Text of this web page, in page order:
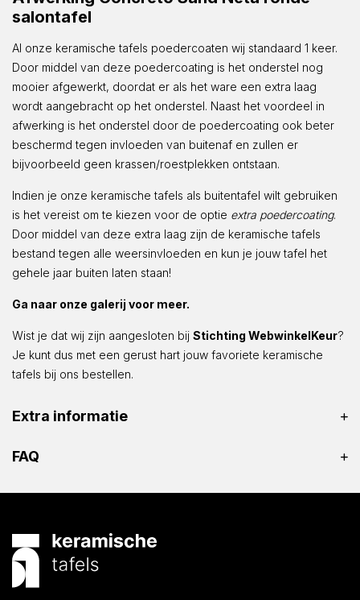
salontafel
Al onze keramische tafels poedercoaten wij standaard 1 keer.
Door middel van deze poedercoating is het onderstel nog
mooier afgewerkt, doordat er als het ware een extra laag
wordt aangebracht op het onderstel. Naast het voordeel in
afwerking is het onderstel door de poedercoating ook beter
beschermd tegen invloeden van buitenaf en zullen er
bijvoorbeeld geen krassen/roestplekken ontstaan.
Indien je onze keramische tafels als buitentafel wilt gebruiken
is het vereist om te kiezen voor de optie extra poedercoating.
Door middel van deze extra laag zijn de keramische tafels
bestand tegen alle weersinvloeden en kun je jouw tafel het
gehele jaar buiten laten staan!
Ga naar onze galerij voor meer.
Wist je dat wij zijn aangesloten bij Stichting WebwinkelKeur?
Je kunt dus met een gerust hart jouw favoriete keramische
tafels bij ons bestellen.
Extra informatie
FAQ